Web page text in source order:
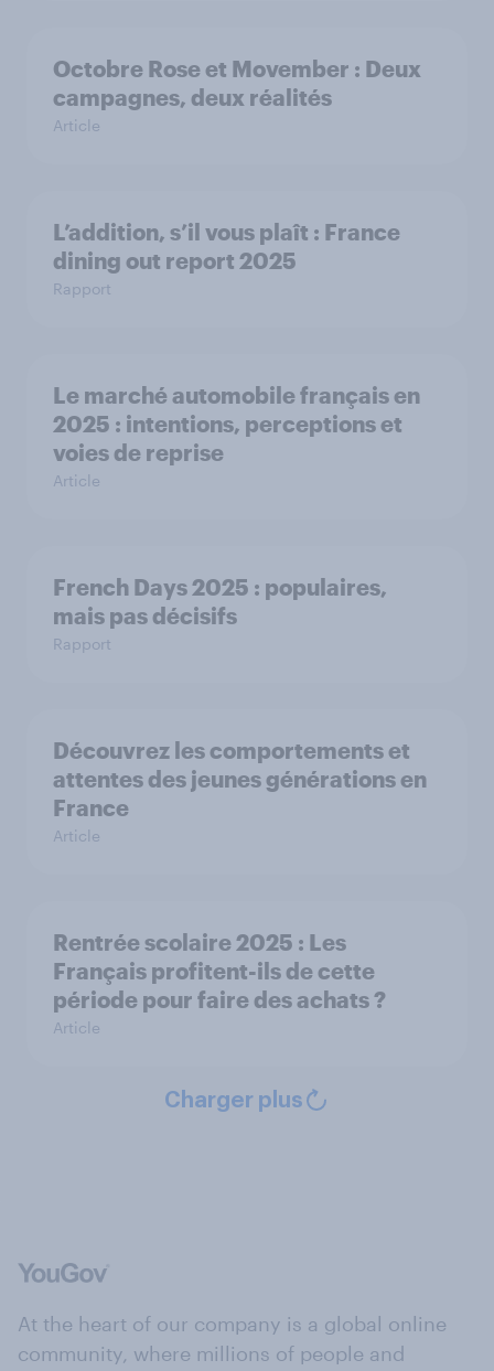
Octobre Rose et Movember : Deux
campagnes, deux réalités
Article
L’addition, s’il vous plaît : France
dining out report 2025​
Rapport
Le marché automobile français en
2025 : intentions, perceptions et
voies de reprise
Article
French Days 2025 : populaires,
mais pas décisifs
Rapport
Découvrez les comportements et
attentes des jeunes générations en
France
Article
Rentrée scolaire 2025 : Les
Français profitent-ils de cette
période pour faire des achats ?
Article
Charger plus
At the heart of our company is a global online
community, where millions of people and